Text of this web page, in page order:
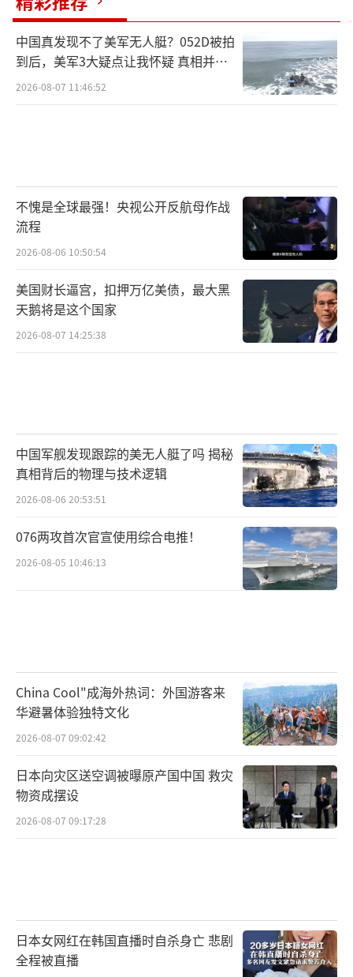
中国真发现不了美军无人艇？052D被拍
到后，美军3大疑点让我怀疑 真相并非
如此
2026-08-07 11:46:52
不愧是全球最强！央视公开反航母作战
流程
2026-08-06 10:50:54
美国财长逼宫，扣押万亿美债，最大黑
天鹅将是这个国家
2026-08-07 14:25:38
中国军舰发现跟踪的美无人艇了吗 揭秘
真相背后的物理与技术逻辑
2026-08-06 20:53:51
076两攻首次官宣使用综合电推！
2026-08-05 10:46:13
China Cool"成海外热词：外国游客来
华避暑体验独特文化
2026-08-07 09:02:42
日本向灾区送空调被曝原产国中国 救灾
物资成摆设
2026-08-07 09:17:28
日本女网红在韩国直播时自杀身亡 悲剧
全程被直播